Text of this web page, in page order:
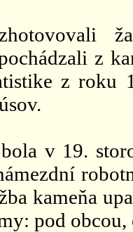
z
z roku
v 19.
kameňa
pod